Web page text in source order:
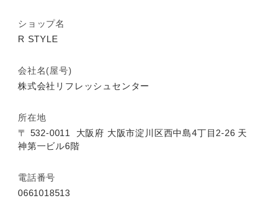
ショップ名
R STYLE
会社名(屋号)
株式会社リフレッシュセンター
所在地
〒 532-0011 大阪府 大阪市淀川区西中島4丁目2-26 天
神第一ビル6階
電話番号
0661018513